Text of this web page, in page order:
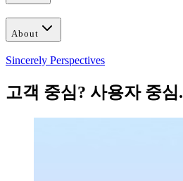
About
Sincerely Perspectives
고객 중심? 사용자 중심.